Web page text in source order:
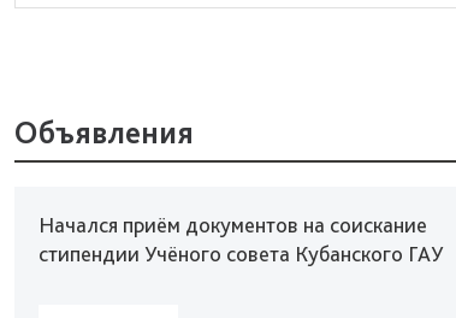
Объявления
Начался приём документов на соискание
стипендии Учёного совета Кубанского ГАУ